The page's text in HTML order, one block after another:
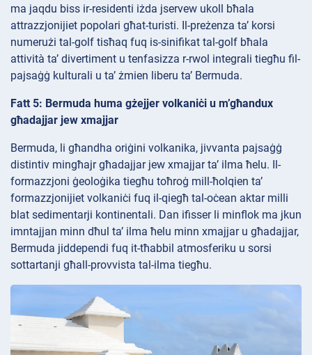
ma jaqdu biss ir-residenti iżda jservew ukoll bħala
attrazzjonijiet popolari għat-turisti. Il-preżenza ta’ korsi
numerużi tal-golf tisħaq fuq is-sinifikat tal-golf bħala
attività ta’ divertiment u tenfasizza r-rwol integrali tiegħu fil-
pajsaġġ kulturali u ta’ żmien liberu ta’ Bermuda.
Fatt 5: Bermuda huma gżejjer volkaniċi u m’għandux
għadajjar jew xmajjar
Bermuda, li għandha oriġini volkanika, jivvanta pajsaġġ
distintiv mingħajr għadajjar jew xmajjar ta’ ilma ħelu. Il-
formazzjoni ġeoloġika tiegħu toħroġ mill-ħolqien ta’
formazzjonijiet volkaniċi fuq il-qiegħ tal-oċean aktar milli
blat sedimentarji kontinentali. Dan ifisser li minflok ma jkun
imntajjan minn dħul ta’ ilma ħelu minn xmajjar u għadajjar,
Bermuda jiddependi fuq it-tħabbil atmosferiku u sorsi
sottartanji għall-provvista tal-ilma tiegħu.